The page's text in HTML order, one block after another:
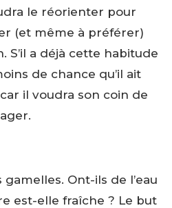
le réorienter pour
(et même à préférer)
S’il a déjà cette habitude
de chance qu’il ait
il voudra son coin de
Ont-ils de l’eau
est-elle fraîche ? Le but